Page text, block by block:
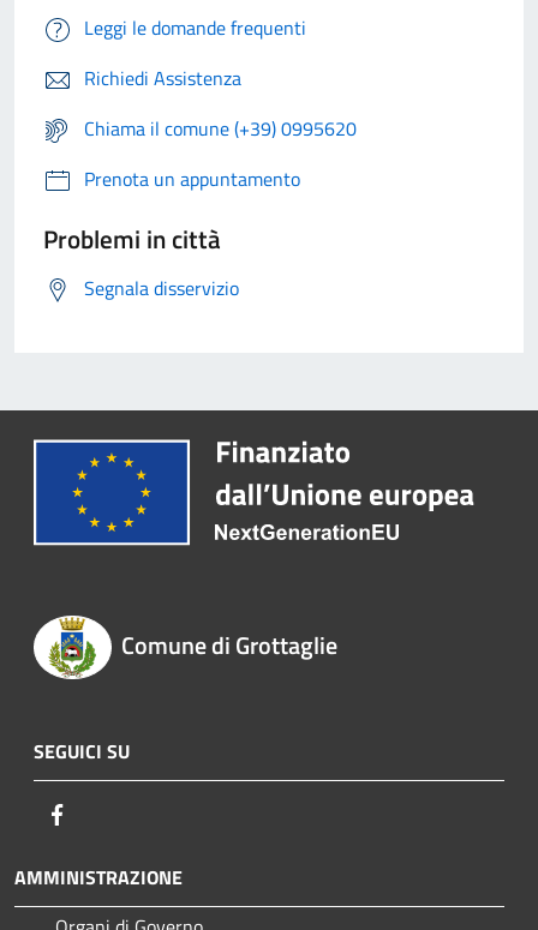
Leggi le domande frequenti
Richiedi Assistenza
Chiama il comune (+39) 0995620
Prenota un appuntamento
Problemi in città
Segnala disservizio
Comune di Grottaglie
SEGUICI SU
AMMINISTRAZIONE